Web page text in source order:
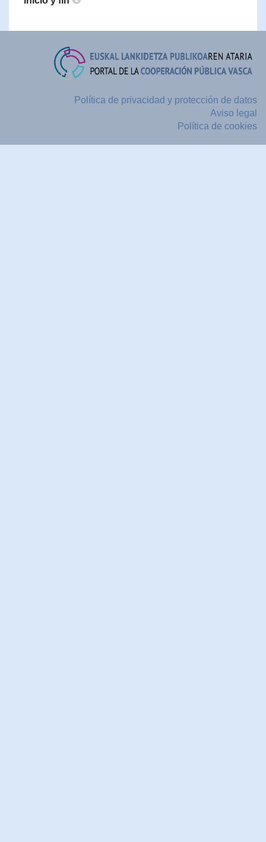
Política de privacidad y protección de datos
Aviso legal
Política de cookies